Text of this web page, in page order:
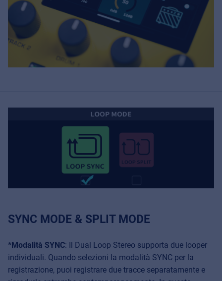
SYNC MODE & SPLIT MODE
*Modalità SYNC: Il Dual Loop Stereo supporta due looper
individuali. Quando selezioni la modalità SYNC per la
registrazione, puoi registrare due tracce separatamente e